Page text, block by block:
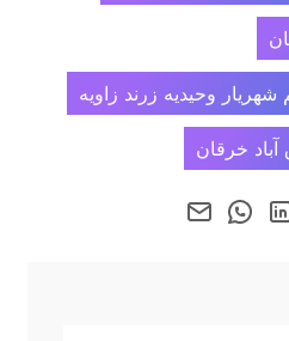
وحیدیه زرند زاویه
خرقان